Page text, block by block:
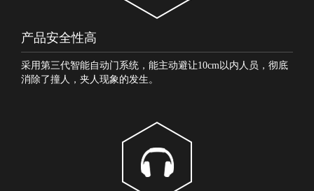
产品安全性高
采用第三代智能自动门系统，能主动避让10cm以内人员，彻底
消除了撞人，夹人现象的发生。